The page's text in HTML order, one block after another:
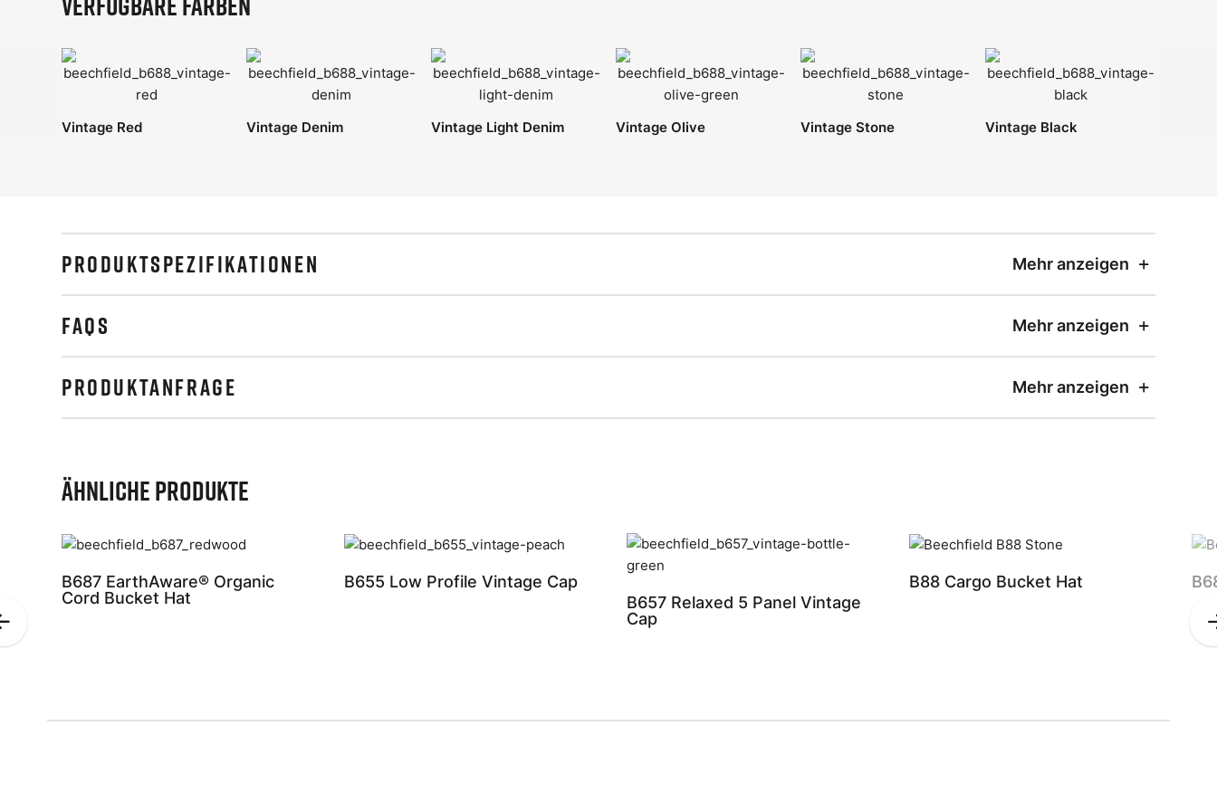
Vintage Red Vintage Denim Vintage Light Denim Vintage Olive Vintage Stone Vintage Black
PRODUKTSPEZIFIKATIONEN Mehr anzeigen
FAQS Mehr anzeigen
PRODUKTANFRAGE Mehr anzeigen
Ähnliche Produkte
B687 EarthAware® Organic
Cord Bucket Hat
B655 Low Profile Vintage Cap
B657 Relaxed 5 Panel Vintage
Cap
B88 Cargo Bucket Hat
Previous